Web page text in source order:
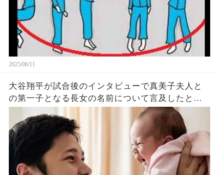
2025/06/11
大谷翔平が試合後のインタビューで真美子夫人と
の第一子となる長女の名前について言及したと話
題に！山本由伸や佐々木朗希は知ってそう！